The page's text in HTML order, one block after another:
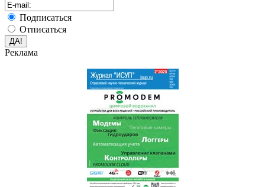
Подписаться
Отписаться
Реклама